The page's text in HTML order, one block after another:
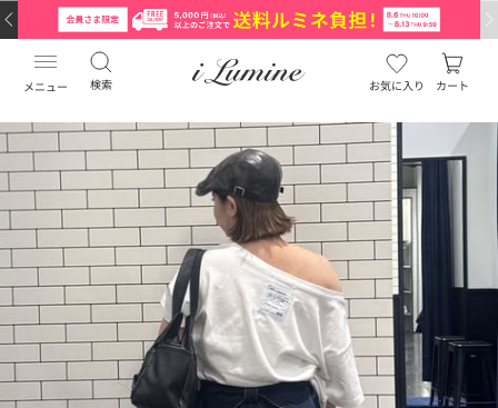
メニュー 検索 お気に入り カート